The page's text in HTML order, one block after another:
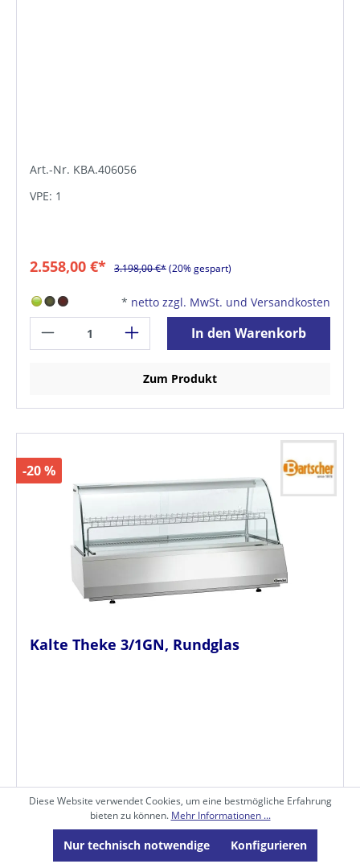
Art.-Nr. KBA.406056
VPE: 1
2.558,00 €* 3.198,00 €*(20% gespart)
* netto zzgl. MwSt. und Versandkosten
In den Warenkorb
Zum Produkt
-20 %
Kalte Theke 3/1GN, Rundglas
Art.-Nr. KBA.405057
Diese Website verwendet Cookies, um eine bestmögliche Erfahrung
bieten zu können. Mehr Informationen ...
Nur technisch notwendige Konfigurieren